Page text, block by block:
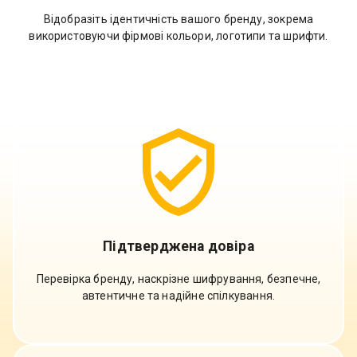
Відобразіть ідентичність вашого бренду, зокрема
використовуючи фірмові кольори, логотипи та шрифти.
Підтверджена довіра
Перевірка бренду, наскрізне шифрування, безпечне,
автентичне та надійне спілкування.